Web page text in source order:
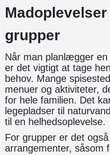
grupper
Når man planlægger en
er det vigtigt at tage
behov. Mange
menuer og aktiviteter,
for hele familien. Det
legepladser til
til en helhedsoplevelse.
For grupper er det
arrangementer, såsom